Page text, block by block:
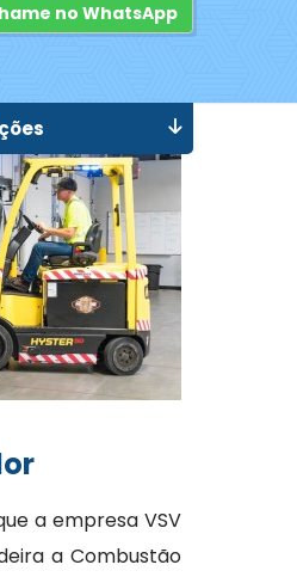
no WhatsApp
a empresa VSV
a Combustão